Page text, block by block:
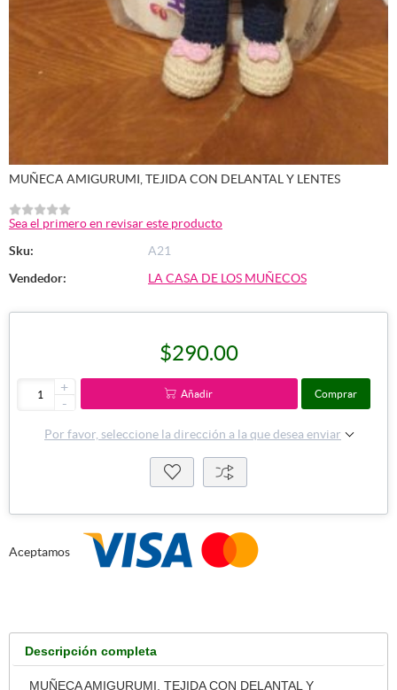
MUÑECA AMIGURUMI, TEJIDA CON DELANTAL Y LENTES
Sea el primero en revisar este producto
Sku:
A21
Vendedor:
LA CASA DE LOS MUÑECOS
$290.00
+
-
Añadir Comprar
Por favor, seleccione la dirección a la que desea enviar
Aceptamos
Descripción completa
MUÑECA AMIGURUMI, TEJIDA CON DELANTAL Y